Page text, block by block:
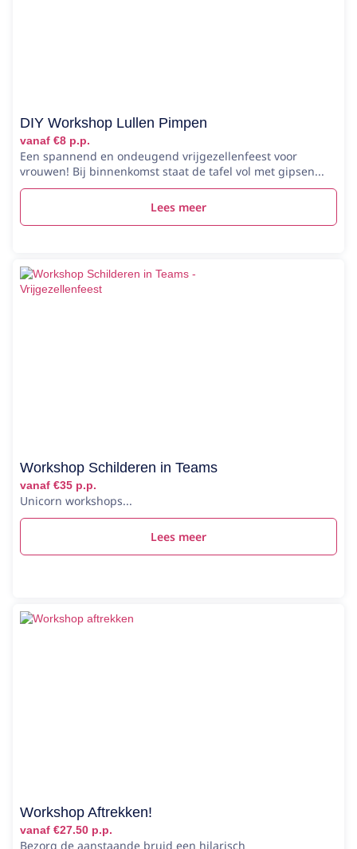
DIY Workshop Lullen Pimpen
vanaf €8 p.p.
Een spannend en ondeugend vrijgezellenfeest voor
vrouwen! Bij binnenkomst staat de tafel vol met gipsen...
Lees meer
Workshop Schilderen in Teams
vanaf €35 p.p.
Unicorn workshops...
Lees meer
Workshop Aftrekken!
vanaf €27.50 p.p.
Bezorg de aanstaande bruid een hilarisch